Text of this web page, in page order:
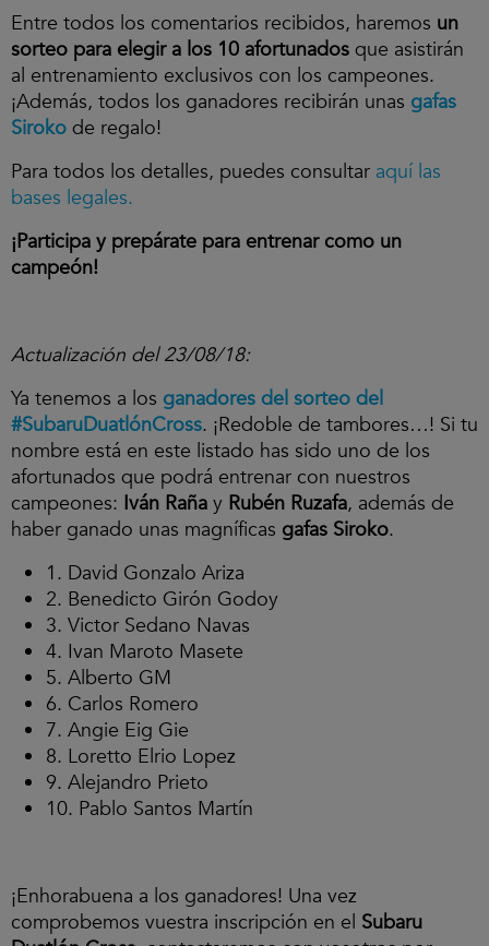
Entre todos los comentarios recibidos, haremos un
sorteo para elegir a los 10 afortunados que asistirán
al entrenamiento exclusivos con los campeones.
¡Además, todos los ganadores recibirán unas gafas
Siroko de regalo!
Para todos los detalles, puedes consultar aquí las
bases legales.
¡Participa y prepárate para entrenar como un
campeón!
Actualización del 23/08/18:
Ya tenemos a los ganadores del sorteo del
#SubaruDuatlónCross. ¡Redoble de tambores…! Si tu
nombre está en este listado has sido uno de los
afortunados que podrá entrenar con nuestros
campeones: Iván Raña y Rubén Ruzafa, además de
haber ganado unas magníficas gafas Siroko.
1. David Gonzalo Ariza
2. Benedicto Girón Godoy
3. Victor Sedano Navas
4. Ivan Maroto Masete
5. Alberto GM
6. Carlos Romero
7. Angie Eig Gie
8. Loretto Elrio Lopez
9. Alejandro Prieto
10. Pablo Santos Martín
¡Enhorabuena a los ganadores! Una vez
comprobemos vuestra inscripción en el Subaru